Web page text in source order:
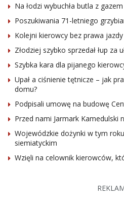
Na łodzi wybuchła butla z gazem
Poszukiwania 71-letniego
Kolejni kierowcy bez prawa jazdy
Złodziej szybko sprzedał łup za
Szybka kara dla pijanego
Upał a ciśnienie tętnicze – jak
domu?
Podpisali umowę na budowę
Przed nami Jarmark Kamedulski
Wojewódzkie dożynki w tym
siemiatyckim
Wzięli na celownik kierowców,